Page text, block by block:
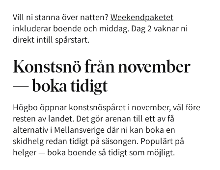
Vill ni stanna över natten? Weekendpaketet
inkluderar boende och middag. Dag 2 vaknar ni
direkt intill spårstart.
Konstsnö från november
— boka tidigt
Högbo öppnar konstsnöspåret i november, väl före
resten av landet. Det gör arenan till ett av få
alternativ i Mellansverige där ni kan boka en
skidhelg redan tidigt på säsongen. Populärt på
helger — boka boende så tidigt som möjligt.